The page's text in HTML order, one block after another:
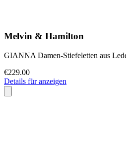
Melvin & Hamilton
GIANNA Damen-Stiefeletten aus
€229.00
Details für anzeigen